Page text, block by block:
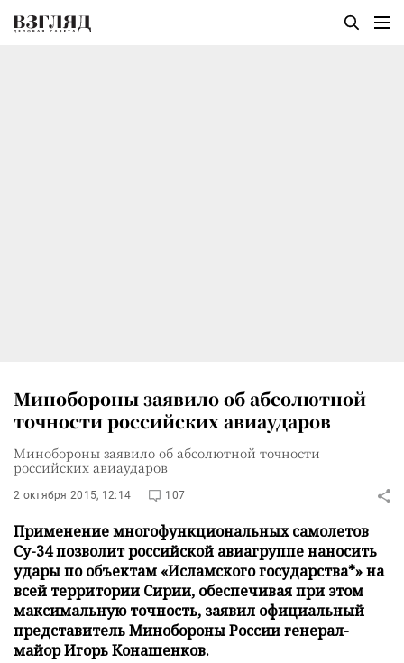
Минобороны заявило об абсолютной
точности российских авиаударов
Минобороны заявило об абсолютной точности
российских авиаударов
2 октября 2015, 12:14 107
Применение многофункциональных самолетов
Су-34 позволит российской авиагруппе наносить
удары по объектам «Исламского государства*» на
всей территории Сирии, обеспечивая при этом
максимальную точность, заявил официальный
представитель Минобороны России генерал-
майор Игорь Конашенков.